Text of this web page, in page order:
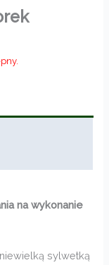
na wykonanie
sylwetką